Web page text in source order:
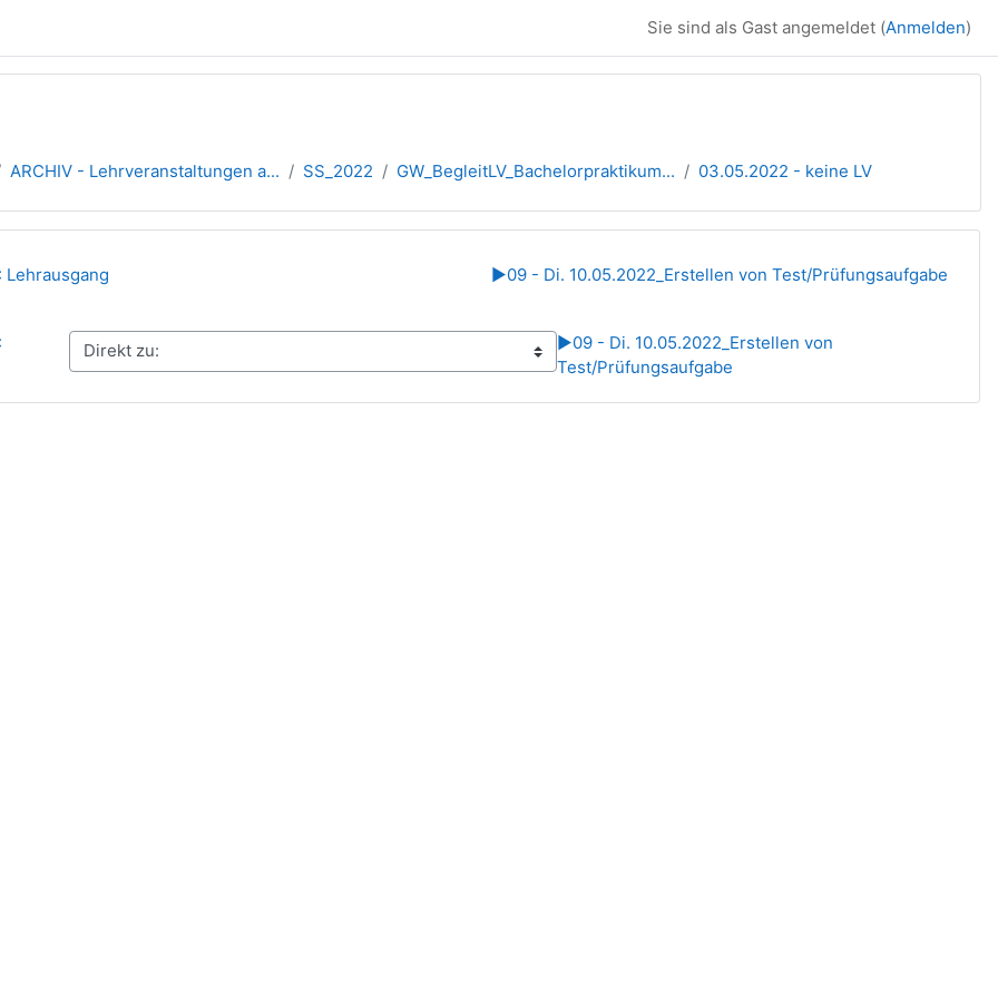
Sie sind als Gast angemeldet (Anmelden)
ARCHIV - Lehrveranstaltungen a... SS_2022 GW_BegleitLV_Bachelorpraktikum... 03.05.2022 - keine LV
Lehrausgang ▶︎09 - Di. 10.05.2022_Erstellen von Test/Prüfungsaufgabe
▶︎09 - Di. 10.05.2022_Erstellen von
Test/Prüfungsaufgabe